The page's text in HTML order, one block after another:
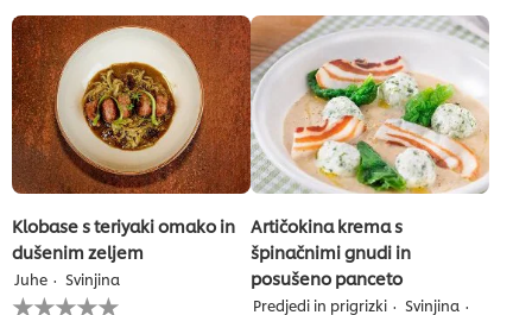
Klobase s teriyaki omako in
dušenim zeljem
Juhe Svinjina
Za
Artičokina krema s
špinačnimi gnudi in
posušeno panceto
Predjedi in prigrizki
Svinjina